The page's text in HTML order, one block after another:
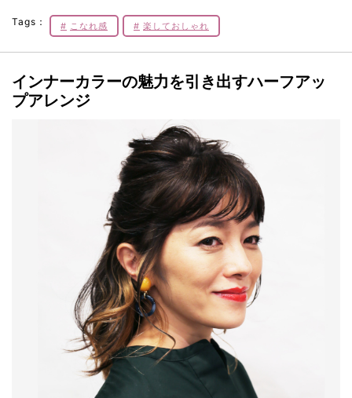
Tags： こなれ感 楽しておしゃれ
インナーカラーの魅力を引き出すハーフアッ
プアレンジ